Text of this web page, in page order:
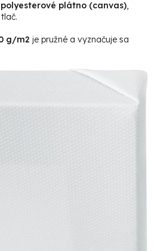
polyesterové plátno (canvas)
g/m2 je pružné a vyznačuje sa